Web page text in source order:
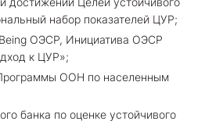
набор показателей ЦУР;
ОЭСР, Инициатива ОЭСР
к ЦУР»;
ООН по населенным
банка по оценке устойчивого